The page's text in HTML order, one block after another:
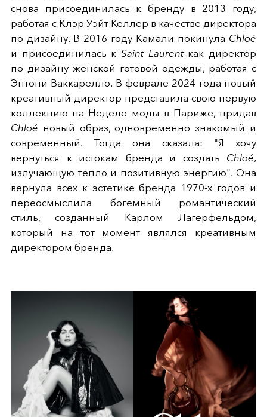
снова присоединилась к бренду в 2013 году,
работая с Клэр Уэйт Келлер в качестве директора
по дизайну. В 2016 году Камали покинула Chloé
и присоединилась к Saint Laurentкак директор
по дизайну женской готовой одежды, работая с
Энтони Ваккарелло. В феврале 2024 года новый
креативный директор представила свою первую
коллекцию на Неделе моды в Париже, придав
Chloé новый образ, одновременно знакомый и
современный. Тогда она сказала: "Я хочу
вернуться к истокам бренда и создать Chloé,
излучающую тепло и позитивную энергию". Она
вернула всех к эстетике бренда 1970-х годов и
переосмыслила богемный романтический
стиль, созданный Карлом Лагерфельдом,
который на тот момент являлся креативным
директором бренда.